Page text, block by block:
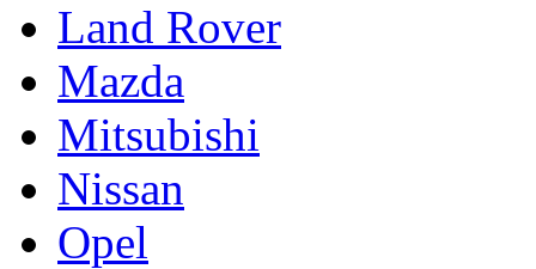
Land Rover
Mazda
Mitsubishi
Nissan
Opel